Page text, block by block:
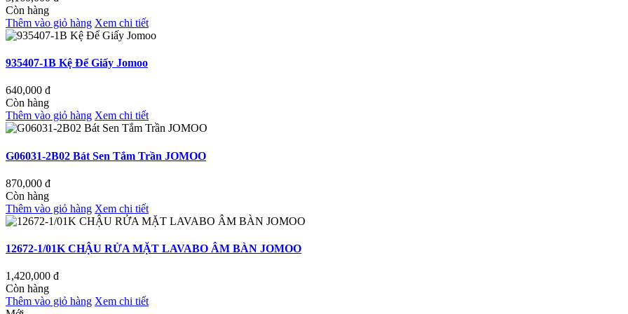
Còn hàng
Thêm vào giỏ hàng Xem chi tiết
935407-1B Kệ Để Giấy Jomoo
640,000 đ
Còn hàng
Thêm vào giỏ hàng Xem chi tiết
G06031-2B02 Bát Sen Tắm Trần JOMOO
870,000 đ
Còn hàng
Thêm vào giỏ hàng Xem chi tiết
12672-1/01K CHẬU RỬA MẶT LAVABO ÂM BÀN JOMOO
1,420,000 đ
Còn hàng
Thêm vào giỏ hàng Xem chi tiết